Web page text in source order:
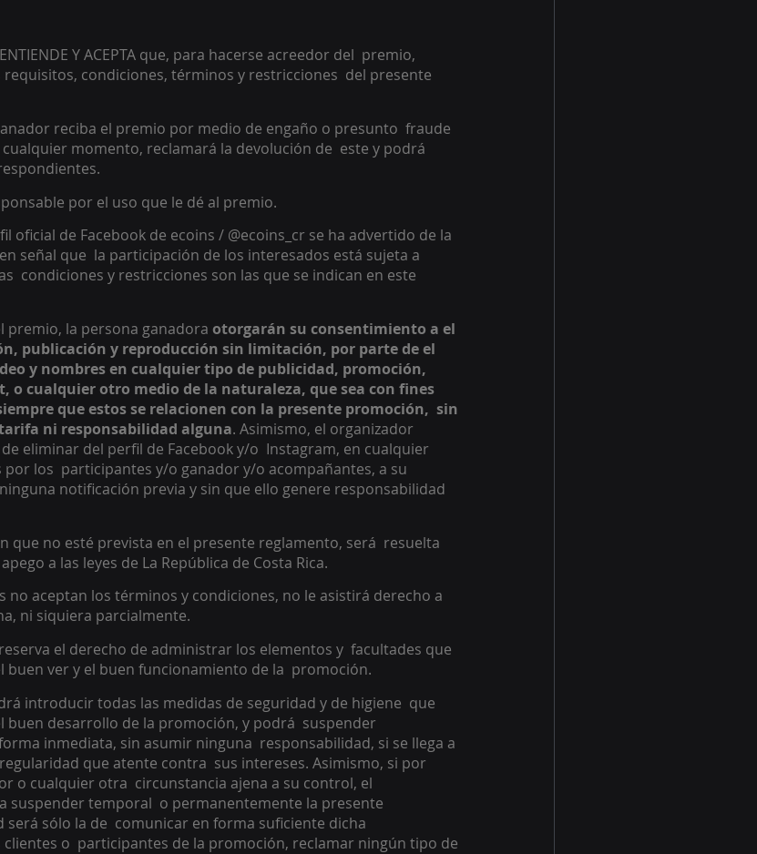
Y ACEPTA que, para hacerse acreedor del  premio,
condiciones, términos y restricciones  del presente
reciba el premio por medio de engaño o presunto  fraude
momento, reclamará la devolución de  este y podrá
por el uso que le dé al premio.
oficial de Facebook de ecoins / @ecoins_cr se ha advertido de la
señal que  la participación de los interesados está sujeta a
condiciones y restricciones son las que se indican en este
premio, la persona ganadora otorgarán su consentimiento a el
publicación y reproducción sin limitación, por parte de el
y nombres en cualquier tipo de publicidad, promoción,
o cualquier otro medio de la naturaleza, que sea con fines
que estos se relacionen con la presente promoción,  sin
ni responsabilidad alguna. Asimismo, el organizador
eliminar del perfil de Facebook y/o  Instagram, en cualquier
los  participantes y/o ganador y/o acompañantes, a su
notificación previa y sin que ello genere responsabilidad
que no esté prevista en el presente reglamento, será  resuelta
a las leyes de La República de Costa Rica.
no aceptan los términos y condiciones, no le asistirá derecho a
ni siquiera parcialmente.
el derecho de administrar los elementos y  facultades que
buen ver y el buen funcionamiento de la  promoción.
introducir todas las medidas de seguridad y de higiene  que
buen desarrollo de la promoción, y podrá  suspender
inmediata, sin asumir ninguna  responsabilidad, si se llega a
que atente contra  sus intereses. Asimismo, si por
o cualquier otra  circunstancia ajena a su control, el
suspender temporal  o permanentemente la presente
sólo la de  comunicar en forma suficiente dicha
o  participantes de la promoción, reclamar ningún tipo de